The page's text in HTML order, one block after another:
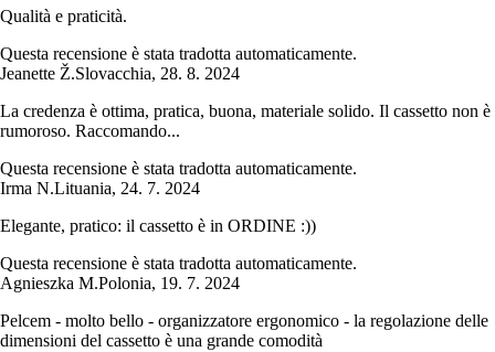
Qualità e praticità.
Questa recensione è stata tradotta automaticamente.
Jeanette Ž.Slovacchia, 28. 8. 2024
La credenza è ottima, pratica, buona, materiale solido. Il cassetto non è
rumoroso. Raccomando...
Questa recensione è stata tradotta automaticamente.
Irma N.Lituania, 24. 7. 2024
Elegante, pratico: il cassetto è in ORDINE :))
Questa recensione è stata tradotta automaticamente.
Agnieszka M.Polonia, 19. 7. 2024
Pelcem - molto bello - organizzatore ergonomico - la regolazione delle
dimensioni del cassetto è una grande comodità